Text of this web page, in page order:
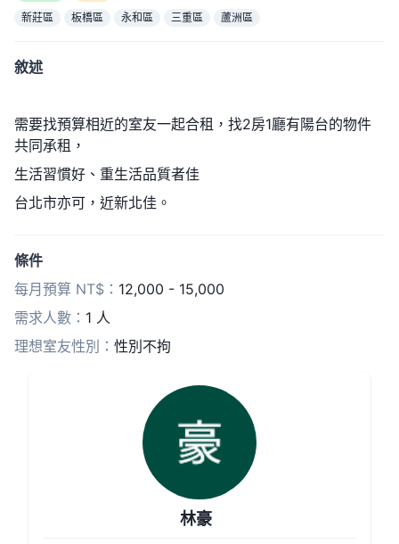
林豪
新莊區 板橋區 永和區 三重區 蘆洲區
敘述
需要找預算相近的室友一起合租，找2房1廳有陽台的物件
共同承租，
生活習慣好、重生活品質者佳
台北市亦可，近新北佳。
條件
每月預算 NT$： 12,000 - 15,000
需求人數： 1 人
理想室友性別： 性別不拘